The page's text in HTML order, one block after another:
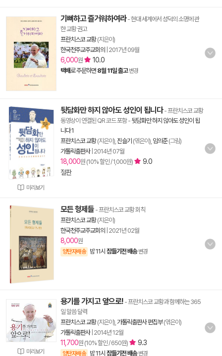
기뻐하고 즐거워하여라- 현대 세계에서 성덕의 소명에 관
한 교황 권고
프란치스코 교황(지은이)
한국천주교주교회의
2017년 09월
6,000원 10.0
택배로 주문하면 8월 11일 출고 변경
미리보기
뒷담화만 하지 않아도 성인이 됩니다- 프란치스코 교황
동영상이 연결된 QR 코드 포함- 뒷담화만 하지 않아도 성인이 됩
니다 1
프란치스코 교황(지은이), 진슬기 (엮은이), 임의준(그림)
가톨릭출판사| 2014년 07월
18,000원 (10% 할인 / 1,000원)
9.0
절판
모든 형제들 - 프란치스코 교황 회칙
프란치스코 교황(지은이)
한국천주교주교회의
2021년 02월
8,000원
양탄자배송 밤 11시 잠들기전 배송 변경
미리보기
용기를 가지고 앞으로! - 프란치스코 교황과 함께하는 365
일 말씀 달력
프란치스코 교황(지은이), 가톨릭출판사 편집부(엮은이)
가톨릭출판사| 2014년 12월
11,700원 (10% 할인 / 650원) 9.3
양탄자배송 밤 11시 잠들기전 배송 변경